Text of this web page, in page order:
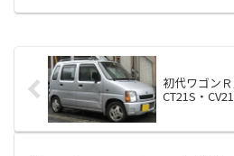
初代ワゴン
CT21S・